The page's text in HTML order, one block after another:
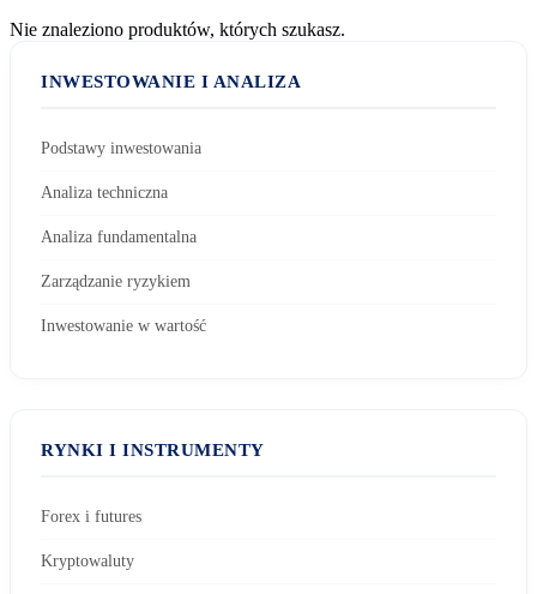
Nie znaleziono produktów, których szukasz.
INWESTOWANIE I ANALIZA
Podstawy inwestowania
Analiza techniczna
Analiza fundamentalna
Zarządzanie ryzykiem
Inwestowanie w wartość
RYNKI I INSTRUMENTY
Forex i futures
Kryptowaluty